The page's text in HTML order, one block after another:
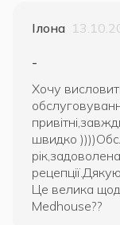
Ілона
-
Хочу
швидко
Це велика
Medhouse??